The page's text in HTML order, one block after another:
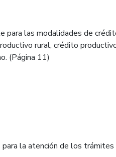
para las modalidades de
rural, crédito
(Página 11)
la atención de los trámites